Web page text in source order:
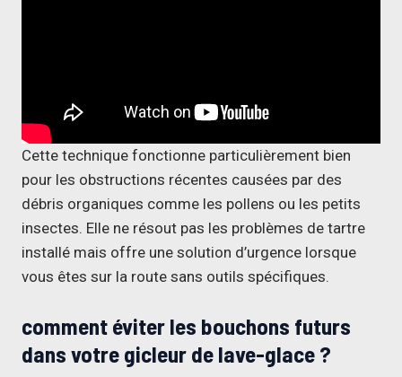
Cette technique fonctionne particulièrement bien
pour les obstructions récentes causées par des
débris organiques comme les pollens ou les petits
insectes. Elle ne résout pas les problèmes de tartre
installé mais offre une solution d’urgence lorsque
vous êtes sur la route sans outils spécifiques.
comment éviter les bouchons futurs
dans votre gicleur de lave-glace ?